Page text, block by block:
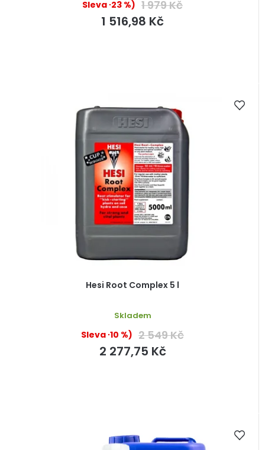
(–23 %) 1 979 Kč
1 516,98 Kč
Hesi Root Complex 5 l
Skladem
(–10 %) 2 549 Kč
2 277,75 Kč